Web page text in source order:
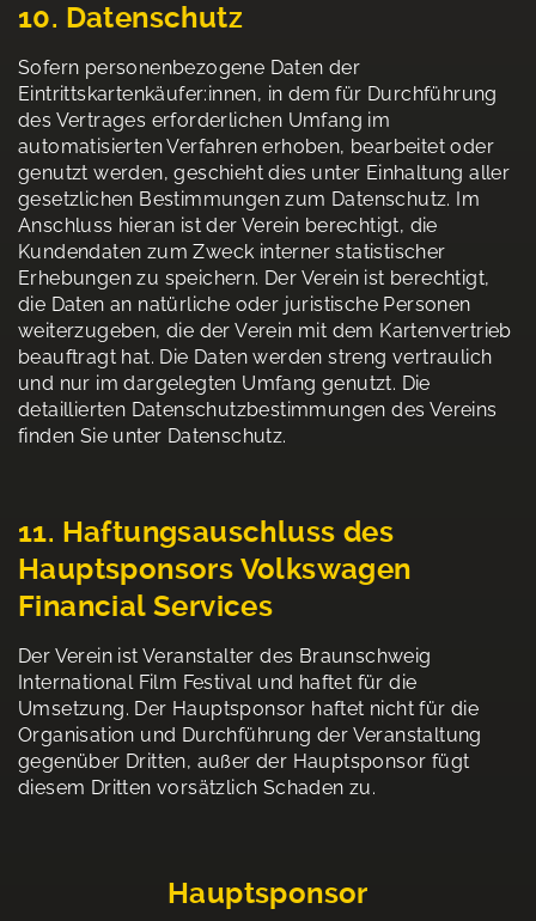
10. Datenschutz
Sofern personenbezogene Daten der
Eintrittskartenkäufer:innen, in dem für Durchführung
des Vertrages erforderlichen Umfang im
automatisierten Verfahren erhoben, bearbeitet oder
genutzt werden, geschieht dies unter Einhaltung aller
gesetzlichen Bestimmungen zum Datenschutz. Im
Anschluss hieran ist der Verein berechtigt, die
Kundendaten zum Zweck interner statistischer
Erhebungen zu speichern. Der Verein ist berechtigt,
die Daten an natürliche oder juristische Personen
weiterzugeben, die der Verein mit dem Kartenvertrieb
beauftragt hat. Die Daten werden streng vertraulich
und nur im dargelegten Umfang genutzt. Die
detaillierten Datenschutzbestimmungen des Vereins
finden Sie unter Datenschutz.
11. Haftungsauschluss des
Hauptsponsors Volkswagen
Financial Services
Der Verein ist Veranstalter des Braunschweig
International Film Festival und haftet für die
Umsetzung. Der Hauptsponsor haftet nicht für die
Organisation und Durchführung der Veranstaltung
gegenüber Dritten, außer der Hauptsponsor fügt
diesem Dritten vorsätzlich Schaden zu.
Hauptsponsor